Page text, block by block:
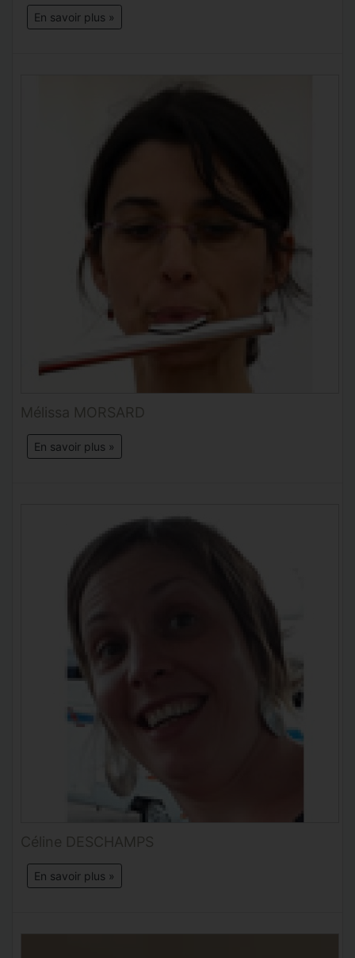
En savoir plus »
Mélissa MORSARD
En savoir plus »
Céline DESCHAMPS
En savoir plus »